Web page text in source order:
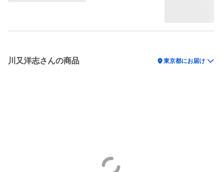
川又洋志さんの商品 location_on東京都にお届け